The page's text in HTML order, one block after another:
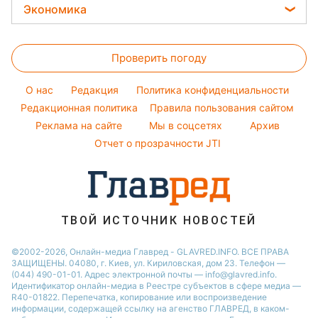
Новости Львова
Новости Днепра
Новости Харькова
Потап
Филипп Киркоров
Елена Зеленская
Ани Лорак
Кейт Миддлтон
Красивый маникюр
Модные ошибки
Советы от Андре Тана
Стирка
Комнатные растения
Уборка
Авто
Экономика
Денежная помощь
Тарифы
Курс валют
Проверить погоду
O нас Редакция
Политика конфиденциальности
Редакционная политика
Правила пользования сайтом
Реклама на сайте
Мы в соцсетях
Архив
Отчет о прозрачности JTI
ТВОЙ ИСТОЧНИК НОВОСТЕЙ
©2002-2026, Онлайн-медиа Главред - GLAVRED.INFO. ВСЕ ПРАВА
ЗАЩИЩЕНЫ. 04080, г. Киев, ул. Кириловская, дом 23. Телефон —
(044) 490-01-01. Адрес электронной почты — info@glavred.info.
Идентификатор онлайн-медиа в Реестре cубъектов в сфере медиа —
R40-01822. Перепечатка, копирование или воспроизведение
информации, содержащей ссылку на агенство ГЛАВРЕД, в каком-